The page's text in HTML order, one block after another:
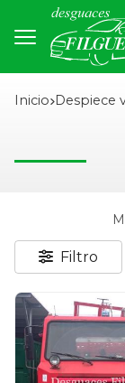
Inicio despiece
Filtro